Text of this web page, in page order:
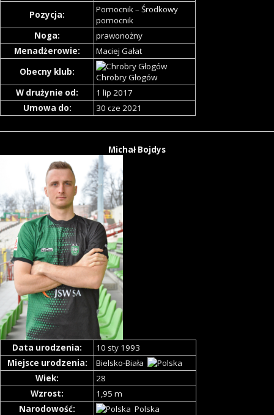
Pozycja:
Pomocnik – Środkowy
pomocnik
Noga:
prawonożny
Menadżerowie:
Maciej Gałat
Obecny klub:
Chrobry Głogów
W drużynie od:
1 lip 2017
Umowa do:
30 cze 2021
Michał Bojdys
Data urodzenia:
10 sty 1993
Miejsce urodzenia:
Bielsko-Biała
Wiek:
28
Wzrost:
1,95 m
Narodowość:
Polska